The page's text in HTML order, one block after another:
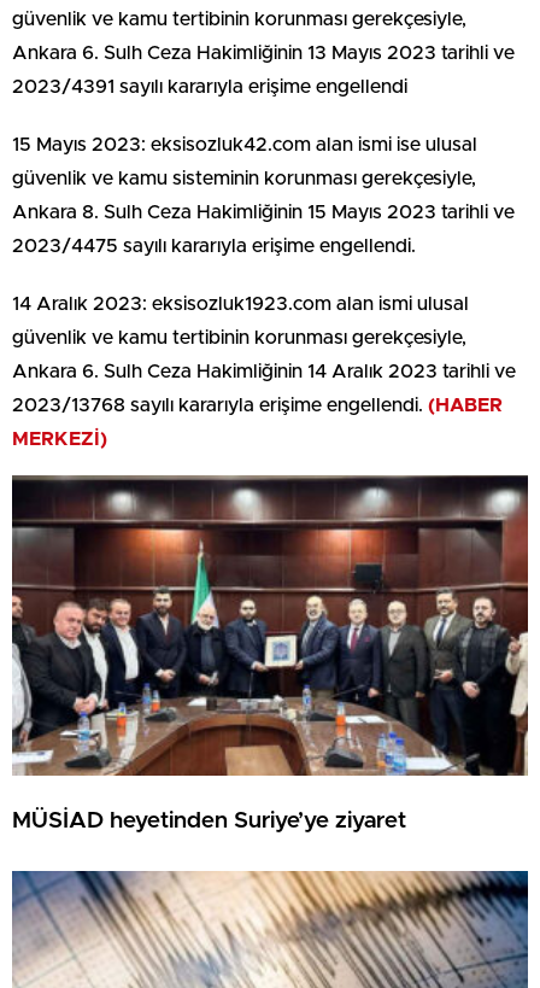
güvenlik ve kamu tertibinin korunması gerekçesiyle,
Ankara 6. Sulh Ceza Hakimliğinin 13 Mayıs 2023 tarihli ve
2023/4391 sayılı kararıyla erişime engellendi
15 Mayıs 2023: eksisozluk42.com alan ismi ise ulusal
güvenlik ve kamu sisteminin korunması gerekçesiyle,
Ankara 8. Sulh Ceza Hakimliğinin 15 Mayıs 2023 tarihli ve
2023/4475 sayılı kararıyla erişime engellendi.
14 Aralık 2023: eksisozluk1923.com alan ismi ulusal
güvenlik ve kamu tertibinin korunması gerekçesiyle,
Ankara 6. Sulh Ceza Hakimliğinin 14 Aralık 2023 tarihli ve
2023/13768 sayılı kararıyla erişime engellendi. (HABER
MERKEZİ)
MÜSİAD heyetinden Suriye’ye ziyaret